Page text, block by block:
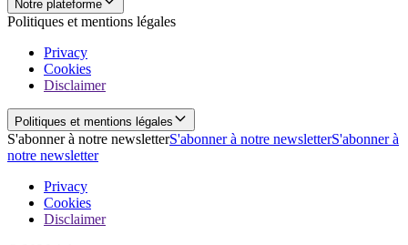
Notre plateforme
Politiques et mentions légales
Privacy
Cookies
Disclaimer
Politiques et mentions légales
S'abonner à notre newsletterS'abonner à notre newsletterS'abonner à
notre newsletter
Privacy
Cookies
Disclaimer